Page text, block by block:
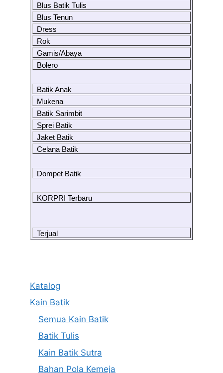
Blus Batik Tulis
Blus Tenun
Dress
Rok
Gamis/Abaya
Bolero
Batik Anak
Mukena
Batik Sarimbit
Sprei Batik
Jaket Batik
Celana Batik
Dompet Batik
KORPRI Terbaru
Terjual
Katalog
Kain Batik
Semua Kain Batik
Batik Tulis
Kain Batik Sutra
Bahan Pola Kemeja